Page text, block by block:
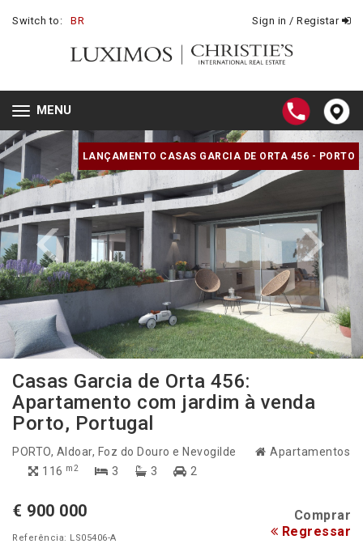
Switch to: BR Sign in / Registar
Toggle
navigation
MENU
LANÇAMENTO CASAS GARCIA DE ORTA 456 - PORTO
Casas Garcia de Orta 456:
Apartamento com jardim à venda
Porto, Portugal
PORTO, Aldoar, Foz do Douro e Nevogilde
Apartamentos
116 m2 3 3 2
€ 900 000 Comprar
Referência: LS05406-A Regressar